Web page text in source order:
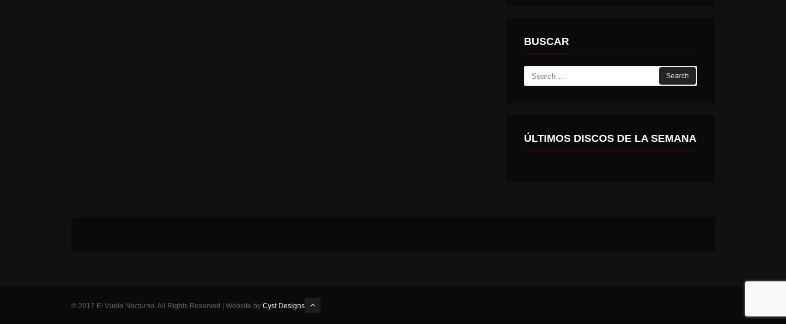
BUSCAR
Search
for:
ÚLTIMOS DISCOS DE LA SEMANA
© 2017 El Vuelo Nocturno. All Rights Reserved | Website by Cyst Designs